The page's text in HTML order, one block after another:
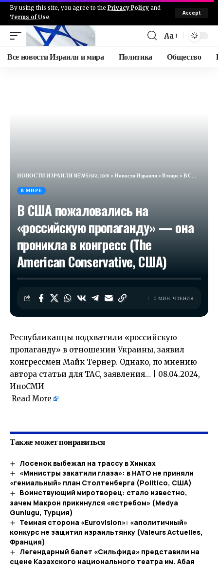
By using this site, you agree to the Privacy Policy and
Terms of Use.
Accept
Aa
Все новости Израиля и мира Политика Общество
НОВОСТИ ИЗРАИЛЯ NEWSisra.com >Новости Израиля>В мире>В США пожаловались на «российскую пропаганду» — она проникла в конгресс (The American Conservative, США)
В МИРЕ
В США пожаловались на
«российскую пропаганду» — она
проникла в конгресс (The
American Conservative, США)
0 МИН. ЧТЕНИЯ
Республиканцы подхватили «российскую
пропаганду» в отношении Украины, заявил
конгрессмен Майк Тернер. Однако, по мнению
автора статьи для TAC, заявления… | 08.04.2024,
ИноСМИ
Read More
Также может понравиться
Лосенок выбежал на трассу в Химках
«Министры закатили глаза»: в НАТО не приняли
«гениальный» план Столтенберга (Politico, США)
Воинствующий миротворец: стало известно,
зачем Макрон прикинулся «ястребом» (Medya
Gunlugu, Турция)
Темная сторона «Eurovision»: «аполитичный»
конкурс не защитил израильтянку (Valeurs Actuelles,
Франция)
Легендарный балет «Сильфида» представили на
сцене Казахского национального театра им. Абая